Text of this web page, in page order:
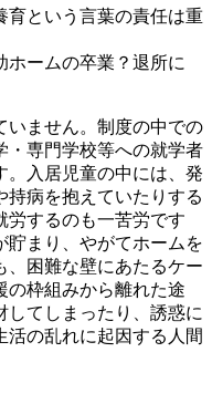
育という言葉の責任は重
ホームの卒業？退所に
いません。制度の中での
・専門学校等への就学者
。入居児童の中には、発
持病を抱えていたりする
労するのも一苦労です
貯まり、やがてホームを
、困難な壁にあたるケー
の枠組みから離れた途
してしまったり、誘惑に
活の乱れに起因する人間